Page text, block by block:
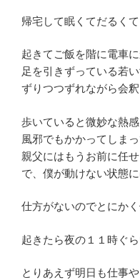
帰宅して眠くてだるくて
起きてご飯を階に電車
足を引きずっている若
ずりつつずれながら会釈
歩いていると微妙な熱
風邪でもかかってしま
親父にはもうお前に任
で、僕が動けない状態に
仕方がないのでとにか
起きたら夜の１１時ぐら
とりあえず明日も仕事